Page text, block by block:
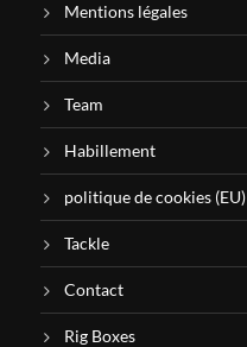
Mentions légales
Media
Team
Habillement
politique de cookies (EU)
Tackle
Contact
Rig Boxes